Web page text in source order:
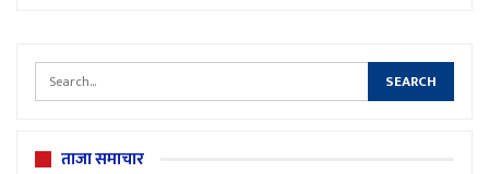
ताजा समाचार